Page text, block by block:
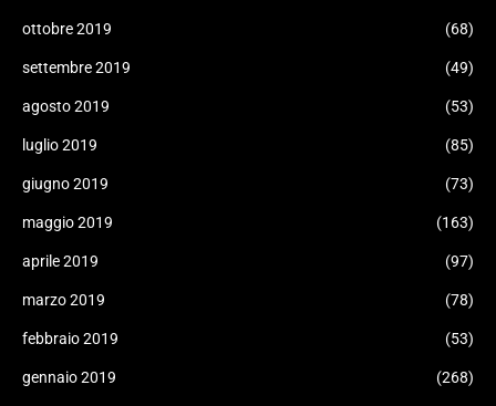
ottobre 2019 (68)
settembre 2019 (49)
agosto 2019 (53)
luglio 2019 (85)
giugno 2019 (73)
maggio 2019 (163)
aprile 2019 (97)
marzo 2019 (78)
febbraio 2019 (53)
gennaio 2019 (268)